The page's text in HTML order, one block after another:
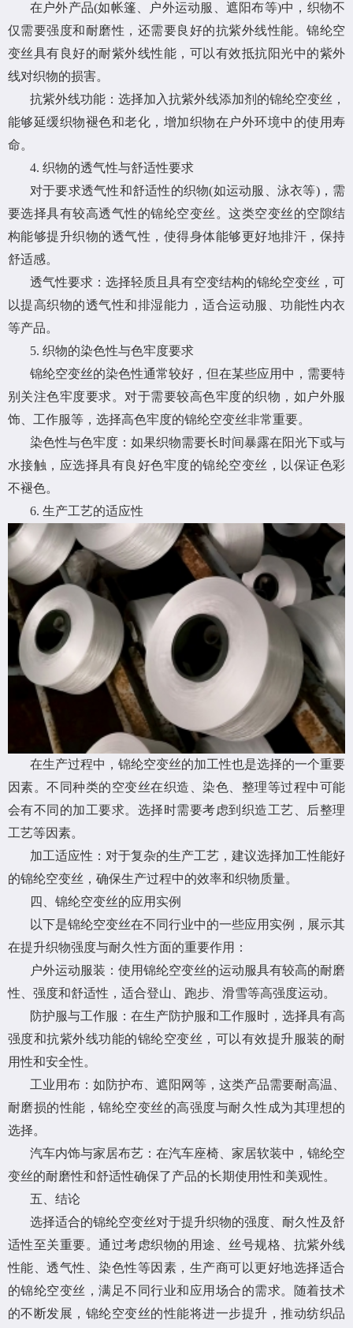
在户外产品(如帐篷、户外运动服、遮阳布等)中，织物不
仅需要强度和耐磨性，还需要良好的抗紫外线性能。锦纶空
变丝具有良好的耐紫外线性能，可以有效抵抗阳光中的紫外
线对织物的损害。
抗紫外线功能：选择加入抗紫外线添加剂的锦纶空变丝，
能够延缓织物褪色和老化，增加织物在户外环境中的使用寿
命。
4. 织物的透气性与舒适性要求
对于要求透气性和舒适性的织物(如运动服、泳衣等)，需
要选择具有较高透气性的锦纶空变丝。这类空变丝的空隙结
构能够提升织物的透气性，使得身体能够更好地排汗，保持
舒适感。
透气性要求：选择轻质且具有空变结构的锦纶空变丝，可
以提高织物的透气性和排湿能力，适合运动服、功能性内衣
等产品。
5. 织物的染色性与色牢度要求
锦纶空变丝的染色性通常较好，但在某些应用中，需要特
别关注色牢度要求。对于需要较高色牢度的织物，如户外服
饰、工作服等，选择高色牢度的锦纶空变丝非常重要。
染色性与色牢度：如果织物需要长时间暴露在阳光下或与
水接触，应选择具有良好色牢度的锦纶空变丝，以保证色彩
不褪色。
6. 生产工艺的适应性
在生产过程中，锦纶空变丝的加工性也是选择的一个重要
因素。不同种类的空变丝在织造、染色、整理等过程中可能
会有不同的加工要求。选择时需要考虑到织造工艺、后整理
工艺等因素。
加工适应性：对于复杂的生产工艺，建议选择加工性能好
的锦纶空变丝，确保生产过程中的效率和织物质量。
四、锦纶空变丝的应用实例
以下是锦纶空变丝在不同行业中的一些应用实例，展示其
在提升织物强度与耐久性方面的重要作用：
户外运动服装：使用锦纶空变丝的运动服具有较高的耐磨
性、强度和舒适性，适合登山、跑步、滑雪等高强度运动。
防护服与工作服：在生产防护服和工作服时，选择具有高
强度和抗紫外线功能的锦纶空变丝，可以有效提升服装的耐
用性和安全性。
工业用布：如防护布、遮阳网等，这类产品需要耐高温、
耐磨损的性能，锦纶空变丝的高强度与耐久性成为其理想的
选择。
汽车内饰与家居布艺：在汽车座椅、家居软装中，锦纶空
变丝的耐磨性和舒适性确保了产品的长期使用性和美观性。
五、结论
选择适合的锦纶空变丝对于提升织物的强度、耐久性及舒
适性至关重要。通过考虑织物的用途、丝号规格、抗紫外线
性能、透气性、染色性等因素，生产商可以更好地选择适合
的锦纶空变丝，满足不同行业和应用场合的需求。随着技术
的不断发展，锦纶空变丝的性能将进一步提升，推动纺织品